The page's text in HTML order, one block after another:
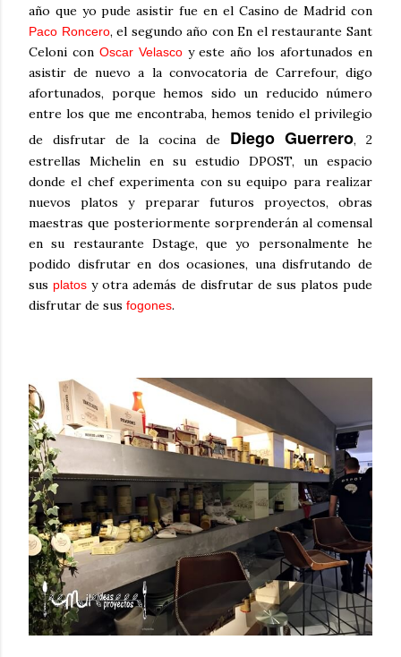
año que yo pude asistir fue en el Casino de Madrid con
Paco Roncero, el segundo año con En el restaurante Sant
Celoni con Oscar Velascoy este año los afortunados en
asistir de nuevo a la convocatoria de Carrefour, digo
afortunados, porque hemos sido un reducido número
entre los que me encontraba, hemos tenido el privilegio
de disfrutar de la cocina de Diego Guerrero, 2
estrellas Michelin en su estudio DPOST, un espacio
donde el chef experimenta con su equipo para realizar
nuevos platos y preparar futuros proyectos, obras
maestras que posteriormente sorprenderán al comensal
en su restaurante Dstage, que yo personalmente he
podido disfrutar en dos ocasiones, una disfrutando de
sus platos y otra además de disfrutar de sus platos pude
disfrutar de sus fogones.